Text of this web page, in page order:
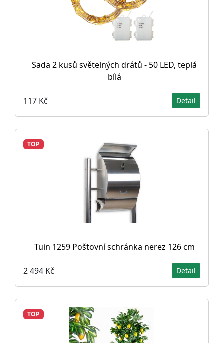
Sada 2 kusů světelných drátů - 50 LED, teplá
bílá
117 Kč Detail
TOP
Tuin 1259 Poštovní schránka nerez 126 cm
2 494 Kč Detail
TOP